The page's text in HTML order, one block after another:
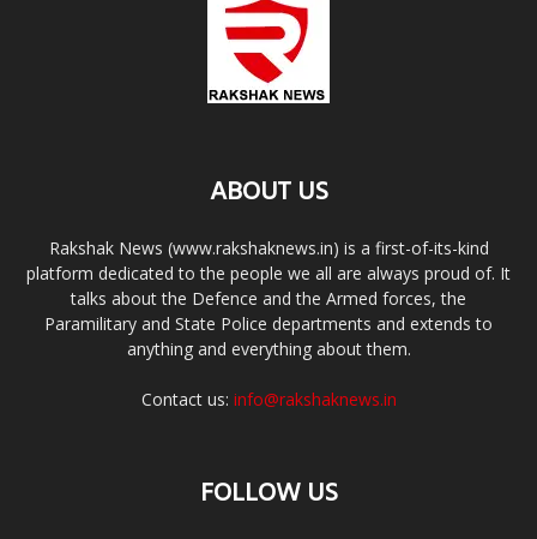
ABOUT US
Rakshak News (www.rakshaknews.in) is a first-of-its-kind
platform dedicated to the people we all are always proud of. It
talks about the Defence and the Armed forces, the
Paramilitary and State Police departments and extends to
anything and everything about them.
Contact us: info@rakshaknews.in
FOLLOW US